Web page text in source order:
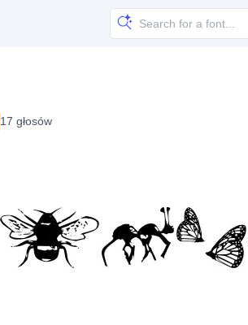
17 głosów